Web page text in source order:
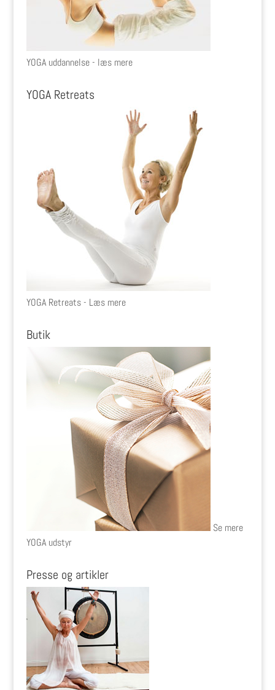
YOGA uddannelse - læs mere
YOGA Retreats
YOGA Retreats - Læs mere
Butik
Se mere
YOGA udstyr
Presse og artikler